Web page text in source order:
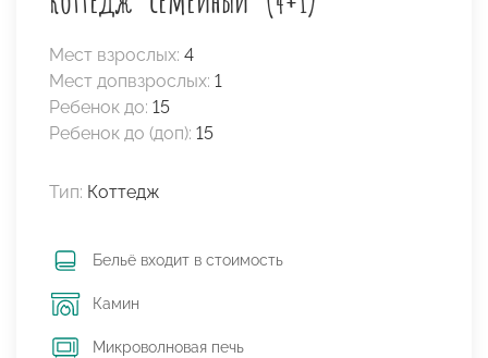
Мест взрослых: 4
Мест допвзрослых: 1
Ребенок до: 15
Ребенок до (доп): 15
Тип: Коттедж
Бельё входит в стоимость
Камин
Микроволновая печь